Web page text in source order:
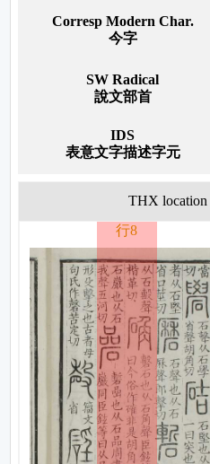
Corresp Modern Char.
今字
SW Radical
說文部首
IDS
表意文字描述字元
THX
行8